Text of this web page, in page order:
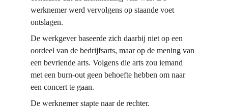
werknemer werd vervolgens op staande voet
ontslagen.
De werkgever baseerde zich daarbij niet op een
oordeel van de bedrijfsarts, maar op de mening van
een bevriende arts. Volgens die arts zou iemand
met een burn-out geen behoefte hebben om naar
een concert te gaan.
De werknemer stapte naar de rechter.